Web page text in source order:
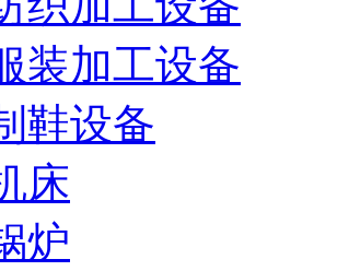
装加工设备
鞋设备
床
炉